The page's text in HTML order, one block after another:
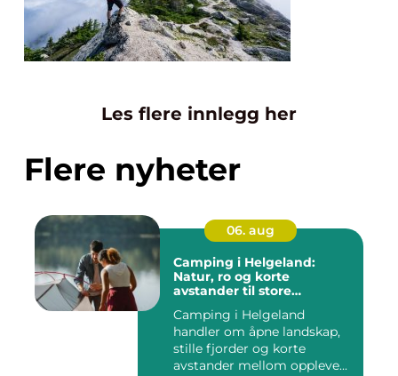
Les flere innlegg her
Flere nyheter
06. aug
Camping i Helgeland:
Natur, ro og korte
avstander til store
Camping i Helgeland
handler om åpne landskap,
stille fjorder og korte
avstander mellom oppleve...